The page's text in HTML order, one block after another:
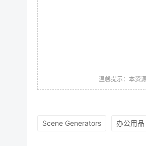
温馨提示：本资
Scene Generators 办公用品